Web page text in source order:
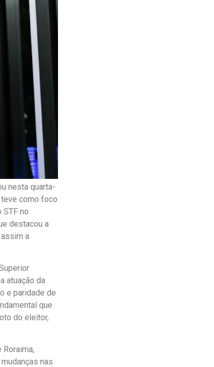
nesta quarta-
teve como foco
no
destacou a
a
atuação da
e paridade de
que
do eleitor,
nas